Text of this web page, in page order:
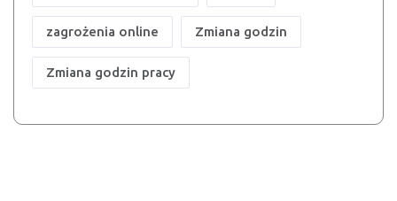
zagrożenia online Zmiana godzin
Zmiana godzin pracy